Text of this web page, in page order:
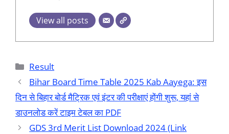
View all posts
Categories
Result
Bihar Board Time Table 2025 Kab Aayega: इस
दिन से बिहार बोर्ड मैट्रिक एवं इंटर की परीक्षाएं होंगी शुरू, यहां से
डाउनलोड करें टाइम टेबल का PDF
GDS 3rd Merit List Download 2024 (Link